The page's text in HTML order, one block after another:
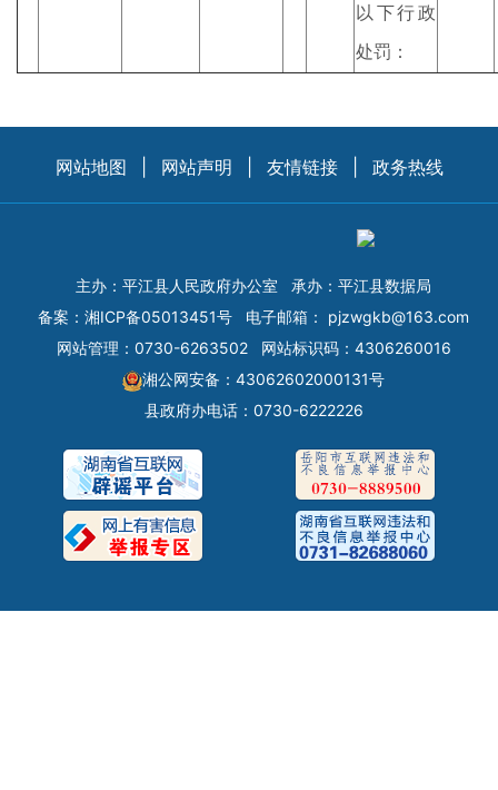
以下行政
处罚：
网站地图 网站声明 友情链接 政务热线
主办：平江县人民政府办公室
承办：平江县数据局
备案： 湘ICP备05013451号 电子邮箱： pjzwgkb@163.com
网站管理：0730-6263502
网站标识码：4306260016
湘公网安备：43062602000131号
县政府办电话：0730-6222226